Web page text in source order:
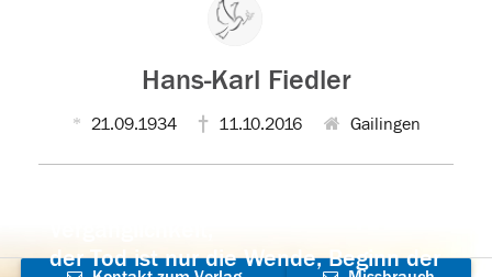
Hans-Karl Fiedler
21.09.1934 11.10.2016 Gailingen
der Tod ist nur die Wende, Beginn der